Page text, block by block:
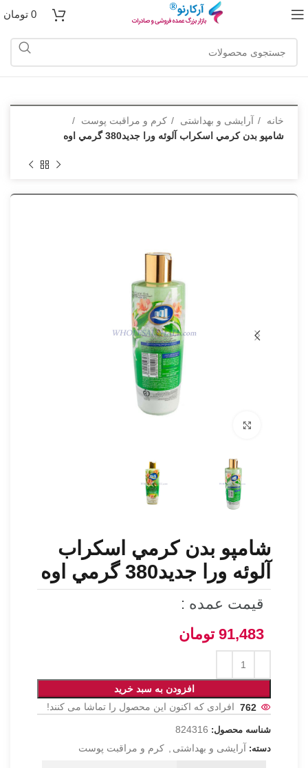
0 تومان
خانه آرایشی و بهداشتی
کرم و مراقبت پوست
شامپو بدن كرمي اسكراب آلوئه ورا جدید380 گرمي اوه
شامپو بدن كرمي اسكراب
آلوئه ورا جدید380 گرمي اوه
قیمت عمده :
91,483 تومان
افزودن به سبد خرید
762
افرادی که اکنون این محصول را تماشا می کنند!
شناسه محصول: 824316
دسته: آرایشی و بهداشتی , کرم و مراقبت پوست